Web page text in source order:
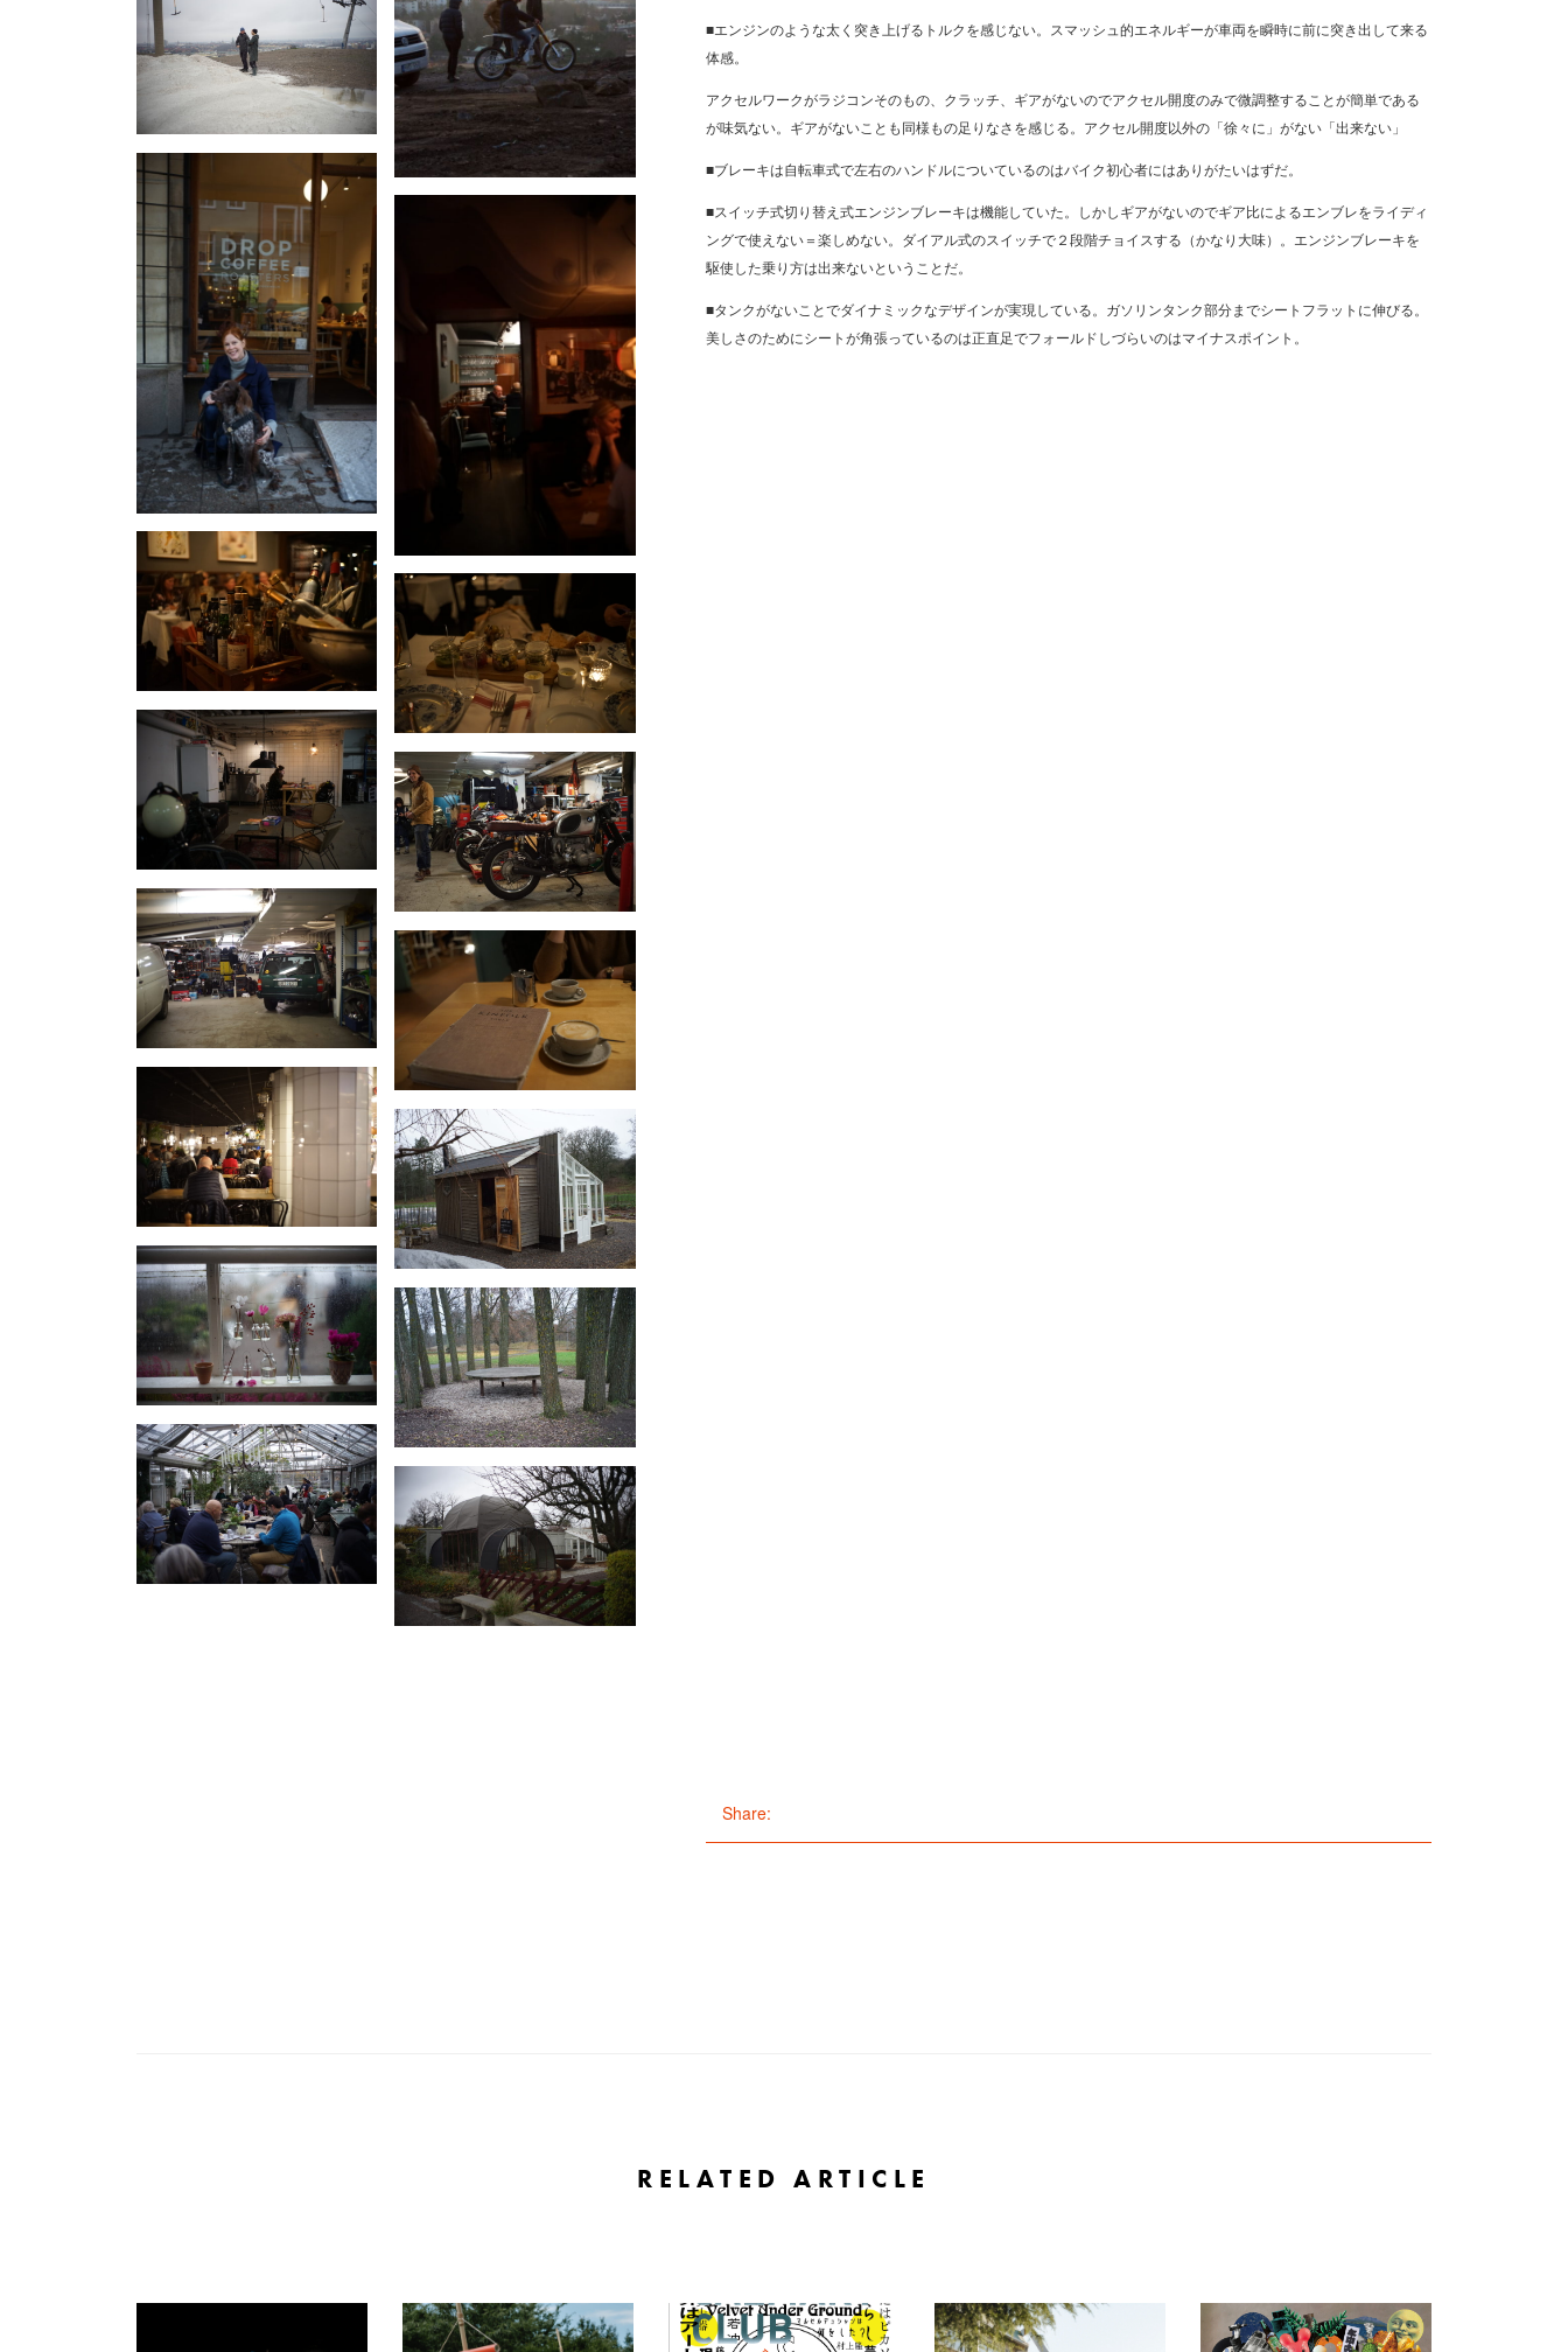
■エンジンのような太く突き上げるトルクを感じない。スマッシュ的エネルギーが車両を瞬時に前に突き出して来る
体感。
アクセルワークがラジコンそのもの、クラッチ、ギアがないのでアクセル開度のみで微調整することが簡単である
が味気ない。ギアがないことも同様もの足りなさを感じる。アクセル開度以外の「徐々に」がない「出来ない」
■ブレーキは自転車式で左右のハンドルについているのはバイク初心者にはありがたいはずだ。
■スイッチ式切り替え式エンジンブレーキは機能していた。しかしギアがないのでギア比によるエンブレをライディ
ングで使えない＝楽しめない。ダイアル式のスイッチで２段階チョイスする（かなり大味）。エンジンブレーキを
駆使した乗り方は出来ないということだ。
■タンクがないことでダイナミックなデザインが実現している。ガソリンタンク部分までシートフラットに伸びる。
美しさのためにシートが角張っているのは正直足でフォールドしづらいのはマイナスポイント。
Share:
RELATED ARTICLE